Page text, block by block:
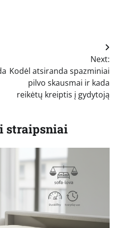
Next:
Kodėl atsiranda spazminiai
pilvo skausmai ir kada
reikėtų kreiptis į gydytoją
straipsniai